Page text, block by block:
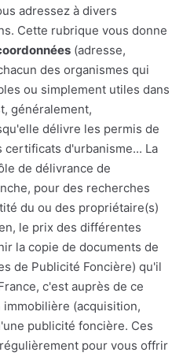
adressez à divers
Cette rubrique vous donne
(adresse,
des organismes qui
ou simplement utiles dans
généralement,
délivre les permis de
d'urbanisme... La
de délivrance de
pour des recherches
du ou des propriétaire(s)
le prix des différentes
la copie de documents de
de Publicité Foncière) qu'il
c'est auprès de ce
(acquisition,
publicité foncière. Ces
pour vous offrir